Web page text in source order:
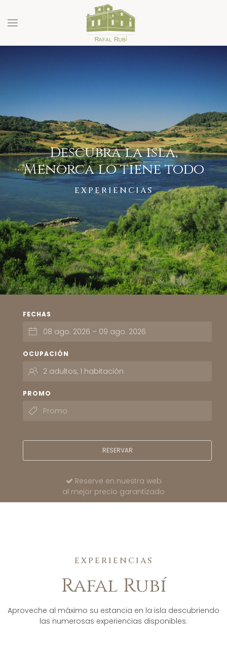
Descubra la isla,
Menorca lo tiene todo
EXPERIENCIAS
FECHAS
OCUPACIÓN
PROMO
RESERVAR
Reserve en nuestra web
al mejor precio garantizado
EXPERIENCIAS
Rafal Rubí
Aproveche al máximo su estancia en la isla descubriendo
las numerosas experiencias disponibles.